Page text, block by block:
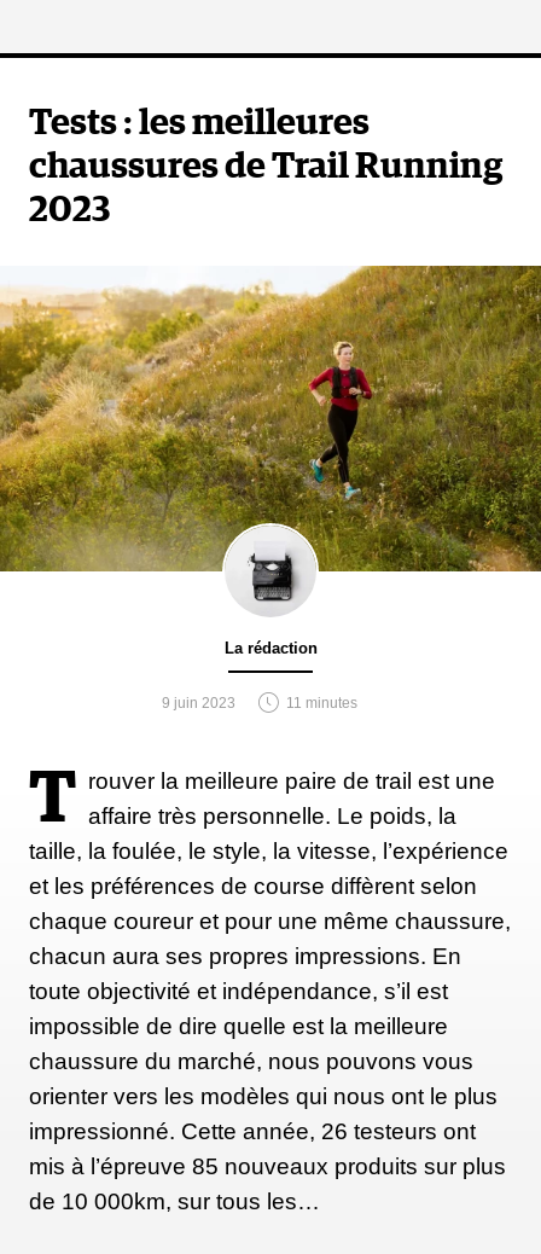
Tests : les meilleures
chaussures de Trail Running
2023
La rédaction
9 juin 2023 11 minutes
T rouver la meilleure paire de trail est une
affaire très personnelle. Le poids, la
taille, la foulée, le style, la vitesse, l’expérience
et les préférences de course diffèrent selon
chaque coureur et pour une même chaussure,
chacun aura ses propres impressions. En
toute objectivité et indépendance, s’il est
impossible de dire quelle est la meilleure
chaussure du marché, nous pouvons vous
orienter vers les modèles qui nous ont le plus
impressionné. Cette année, 26 testeurs ont
mis à l’épreuve 85 nouveaux produits sur plus
de 10 000km, sur tous les…